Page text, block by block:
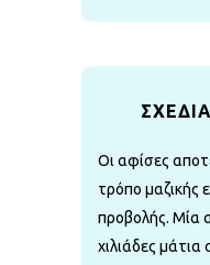
Οι αφίσες
τρόπο μαζικής
προβολής. Μία
χιλιάδες